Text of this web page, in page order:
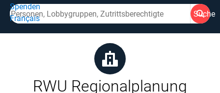
Spenden
Français
Suche
RWU Regionalplanung